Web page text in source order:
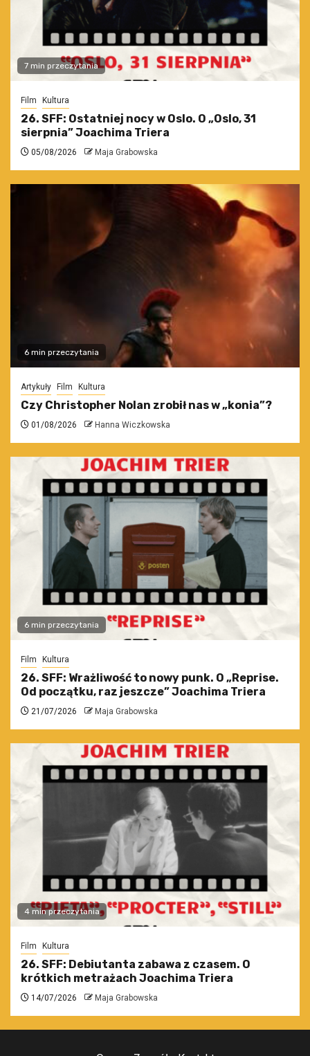
7 min przeczytania
Film Kultura
26. SFF: Ostatniej nocy w Oslo. O „Oslo, 31
sierpnia” Joachima Triera
05/08/2026 Maja Grabowska
6 min przeczytania
Artykuły Film Kultura
Czy Christopher Nolan zrobił nas w „konia”?
01/08/2026 Hanna Wiczkowska
6 min przeczytania
Film Kultura
26. SFF: Wrażliwość to nowy punk. O „Reprise.
Od początku, raz jeszcze” Joachima Triera
21/07/2026 Maja Grabowska
4 min przeczytania
Film Kultura
26. SFF: Debiutanta zabawa z czasem. O
krótkich metrażach Joachima Triera
14/07/2026 Maja Grabowska